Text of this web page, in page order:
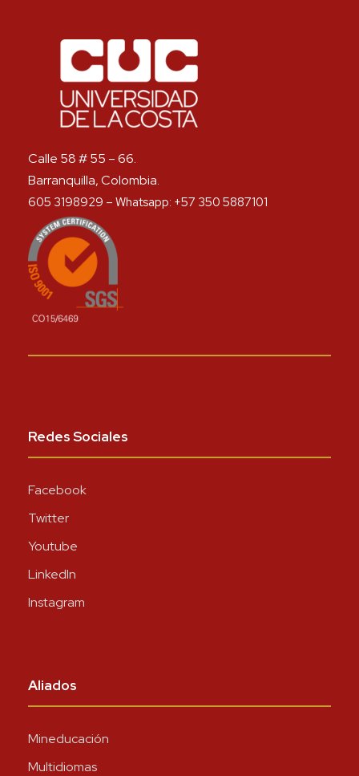
Calle 58 # 55 – 66.
Barranquilla, Colombia.
605 3198929 – Whatsapp: +57 350 5887101
Redes Sociales
Facebook
Twitter
Youtube
LinkedIn
Instagram
Aliados
Mineducación
Multidiomas